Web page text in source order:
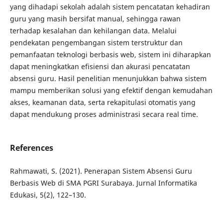
yang dihadapi sekolah adalah sistem pencatatan kehadiran
guru yang masih bersifat manual, sehingga rawan
terhadap kesalahan dan kehilangan data. Melalui
pendekatan pengembangan sistem terstruktur dan
pemanfaatan teknologi berbasis web, sistem ini diharapkan
dapat meningkatkan efisiensi dan akurasi pencatatan
absensi guru. Hasil penelitian menunjukkan bahwa sistem
mampu memberikan solusi yang efektif dengan kemudahan
akses, keamanan data, serta rekapitulasi otomatis yang
dapat mendukung proses administrasi secara real time.
References
Rahmawati, S. (2021). Penerapan Sistem Absensi Guru
Berbasis Web di SMA PGRI Surabaya. Jurnal Informatika
Edukasi, 5(2), 122–130.